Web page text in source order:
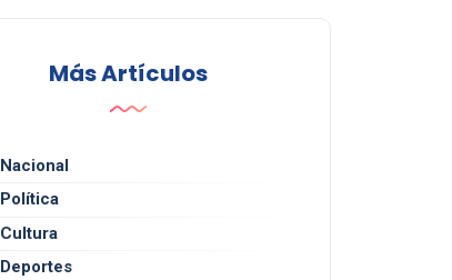
Más Artículos
Nacional
Política
Cultura
Deportes